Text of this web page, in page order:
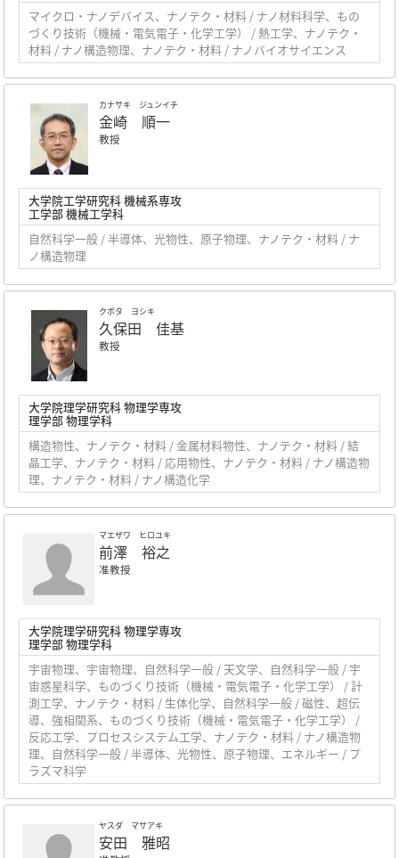
マイクロ・ナノデバイス、ナノテク・材料 / ナノ材料科学、もの
づくり技術（機械・電気電子・化学工学） / 熱工学、ナノテク・
材料 / ナノ構造物理、ナノテク・材料 / ナノバイオサイエンス
カナサキ ジュンイチ
金崎 順一
教授
大学院工学研究科 機械系専攻
工学部 機械工学科
自然科学一般 / 半導体、光物性、原子物理、ナノテク・材料 / ナ
ノ構造物理
クボタ ヨシキ
久保田 佳基
教授
大学院理学研究科 物理学専攻
理学部 物理学科
構造物性、ナノテク・材料 / 金属材料物性、ナノテク・材料 / 結
晶工学、ナノテク・材料 / 応用物性、ナノテク・材料 / ナノ構造物
理、ナノテク・材料 / ナノ構造化学
マエザワ ヒロユキ
前澤 裕之
准教授
大学院理学研究科 物理学専攻
理学部 物理学科
宇宙物理、宇宙物理、自然科学一般 / 天文学、自然科学一般 / 宇
宙惑星科学、ものづくり技術（機械・電気電子・化学工学） / 計
測工学、ナノテク・材料 / 生体化学、自然科学一般 / 磁性、超伝
導、強相関系、ものづくり技術（機械・電気電子・化学工学） /
反応工学、プロセスシステム工学、ナノテク・材料 / ナノ構造物
理、自然科学一般 / 半導体、光物性、原子物理、エネルギー / プ
ラズマ科学
ヤスダ マサアキ
安田 雅昭